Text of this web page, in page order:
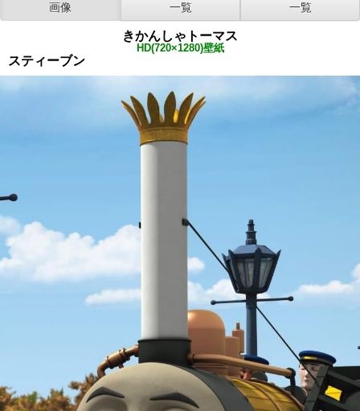
画像
一覧
一覧
きかんしゃトーマス
HD(720×1280)壁紙
スティーブン